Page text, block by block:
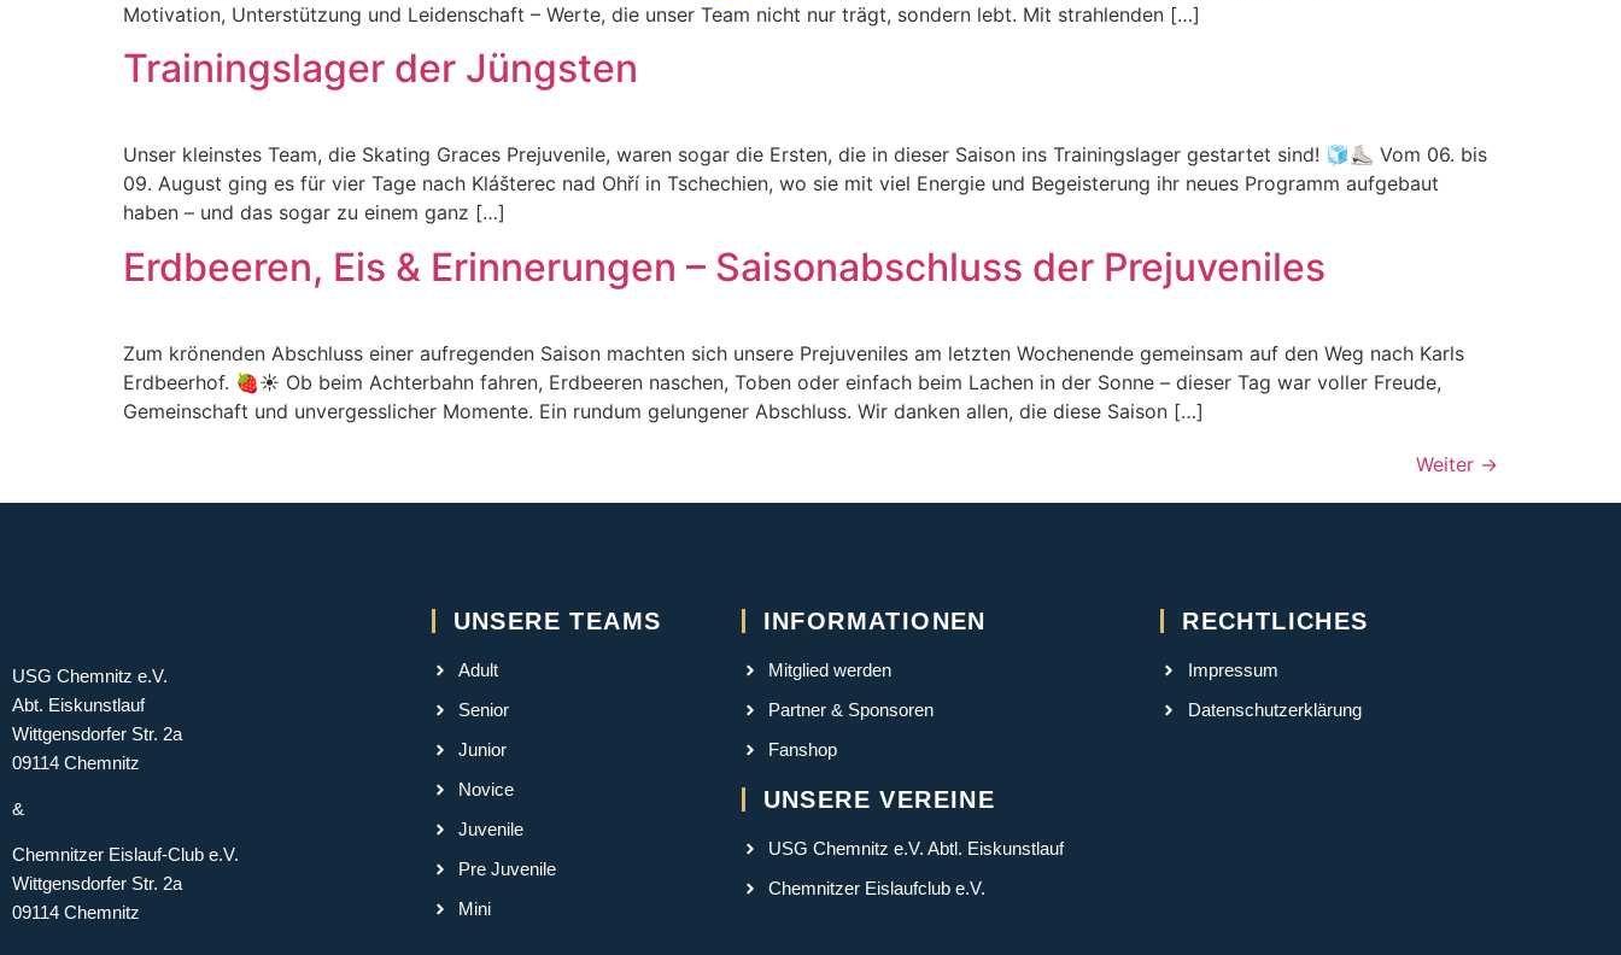
Motivation, Unterstützung und Leidenschaft – Werte, die unser Team nicht nur trägt, sondern lebt. Mit strahlenden […]
Trainingslager der Jüngsten
Unser kleinstes Team, die Skating Graces Prejuvenile, waren sogar die Ersten, die in dieser Saison ins Trainingslager gestartet sind! 🧊⛸️ Vom 06. bis
09. August ging es für vier Tage nach Klášterec nad Ohří in Tschechien, wo sie mit viel Energie und Begeisterung ihr neues Programm aufgebaut
haben – und das sogar zu einem ganz […]
Erdbeeren, Eis & Erinnerungen – Saisonabschluss der Prejuveniles
Zum krönenden Abschluss einer aufregenden Saison machten sich unsere Prejuveniles am letzten Wochenende gemeinsam auf den Weg nach Karls
Erdbeerhof. 🍓☀️ Ob beim Achterbahn fahren, Erdbeeren naschen, Toben oder einfach beim Lachen in der Sonne – dieser Tag war voller Freude,
Gemeinschaft und unvergesslicher Momente. Ein rundum gelungener Abschluss. Wir danken allen, die diese Saison […]
Weiter →
USG Chemnitz e.V.
Abt. Eiskunstlauf
Wittgensdorfer Str. 2a
09114 Chemnitz
&
Chemnitzer Eislauf-Club e.V.
Wittgensdorfer Str. 2a
09114 Chemnitz
UNSERE TEAMS
Adult
Senior
Junior
Novice
Juvenile
Pre Juvenile
Mini
INFORMATIONEN
Mitglied werden
Partner & Sponsoren
Fanshop
UNSERE VEREINE
USG Chemnitz e.V. Abtl. Eiskunstlauf
Chemnitzer Eislaufclub e.V.
RECHTLICHES
Impressum
Datenschutzerklärung